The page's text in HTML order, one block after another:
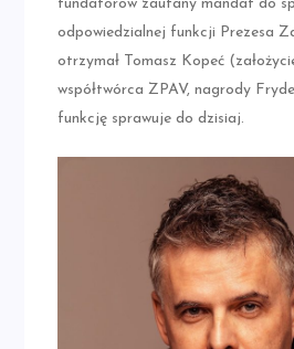
fundatorów zaufany mandat do
odpowiedzialnej funkcji Prezesa
otrzymał Tomasz Kopeć
współtwórca ZPAV, nagrody
funkcję sprawuje do dzisiaj.